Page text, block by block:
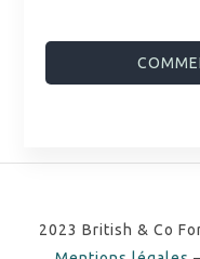
2023 British & Co